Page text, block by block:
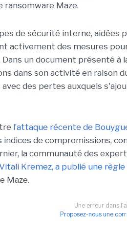
ransomware Maze.
de sécurité interne, aidées
activement des mesures
un document présenté à
dans son activité en raison
des pertes auxquels
l’attaque récente de
indices de compromissions,
la communauté des
Kremez, a publié une règle
Maze.
Une erreur dans
Proposez-nous une